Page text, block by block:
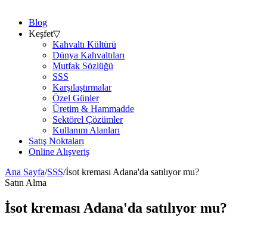
Blog
Keşfet▽
Kahvaltı Kültürü
Dünya Kahvaltıları
Mutfak Sözlüğü
SSS
Karşılaştırmalar
Özel Günler
Üretim & Hammadde
Sektörel Çözümler
Kullanım Alanları
Satış Noktaları
Online Alışveriş
Ana Sayfa/SSS/İsot kreması Adana'da satılıyor mu?
Satın Alma
İsot kreması Adana'da satılıyor mu?